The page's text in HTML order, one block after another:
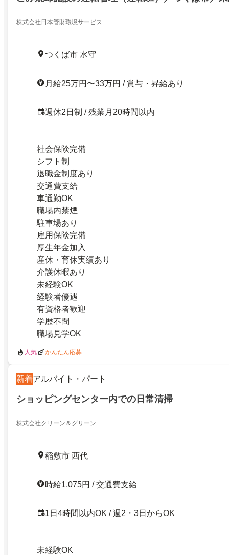
株式会社日本管財環境サービス
つくば市 水守
月給25万円〜33万円 / 賞与・昇給あり
週休2日制 / 残業月20時間以内
社会保険完備
シフト制
退職金制度あり
交通費支給
車通勤OK
職場内禁煙
駐車場あり
雇用保険完備
厚生年金加入
産休・育休実績あり
介護休暇あり
未経験OK
経験者優遇
有資格者歓迎
学歴不問
職場見学OK
人気 かんたん応募
新着アルバイト・パート
ショッピングセンター内での日常清掃
株式会社クリーン＆グリーン
稲敷市 西代
時給1,075円 / 交通費支給
1日4時間以内OK / 週2・3日からOK
未経験OK